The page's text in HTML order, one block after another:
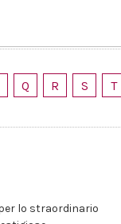
Q R S T
lo straordinario